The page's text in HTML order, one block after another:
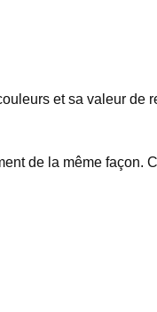
et sa valeur de
de la même façon.